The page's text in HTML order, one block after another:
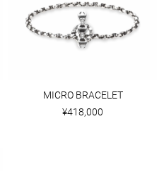
MICRO BRACELET
¥418,000